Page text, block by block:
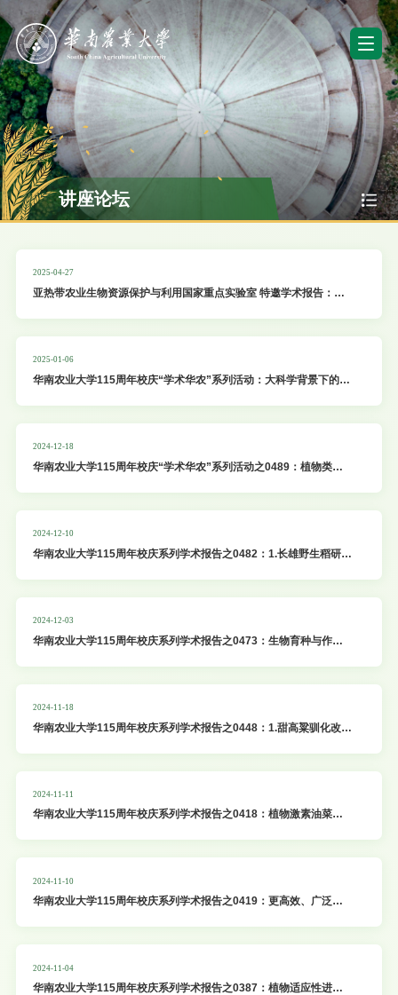
讲座论坛
2025-04-27
亚热带农业生物资源保护与利用国家重点实验室 特邀学术报告：黄
2025-01-06
华南农业大学115周年校庆“学术华农”系列活动：大科学背景下的大
2024-12-18
华南农业大学115周年校庆“学术华农”系列活动之0489：植物类胡
2024-12-10
华南农业大学115周年校庆系列学术报告之0482：1.长雄野生稻研究
2024-12-03
华南农业大学115周年校庆系列学术报告之0473：生物育种与作物
2024-11-18
华南农业大学115周年校庆系列学术报告之0448：1.甜高粱驯化改良
2024-11-11
华南农业大学115周年校庆系列学术报告之0418：植物激素油菜素
2024-11-10
华南农业大学115周年校庆系列学术报告之0419：更高效、广泛、
2024-11-04
华南农业大学115周年校庆系列学术报告之0387：植物适应性进化